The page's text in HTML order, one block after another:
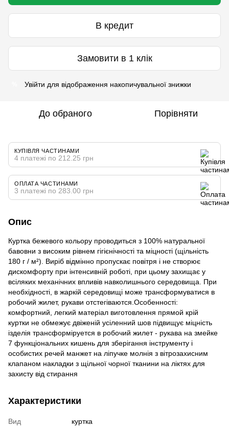
В кредит
Замовити в 1 клік
Увійти для відображення накопичувальної знижки
До обраного Порівняти
КУПІВЛЯ ЧАСТИНАМИ
4 платежі по 212.25 грн
ОПЛАТА ЧАСТИНАМИ
3 платежі по 283.00 грн
Опис
Куртка бежевого кольору проводиться з 100% натуральної
бавовни з високим рівнем гігієнічності та міцності (щільність
180 г / м²). Виріб відмінно пропускає повітря і не створює
дискомфорту при інтенсивній роботі, при цьому захищає у
всіляких механічних впливів навколишнього середовища. При
необхідності, в жаркій середовищі може трансформуватися в
робочий жилет, рукави отстегіваются.Особенності:
комфортний, легкий матеріал виготовлення прямой крій
куртки не обмежує двіженій усіленний шов підвищує міцність
ізделія трансформіруется в робочий жилет - рукава на змейке
7 функціональних кишень для зберігання інструменту і
особистих речей манжет на ліпучке молнія з вітрозахисним
клапаном накладки з щільної чорної тканини на ліктях для
захисту від стирання
Характеристики
Вид
куртка